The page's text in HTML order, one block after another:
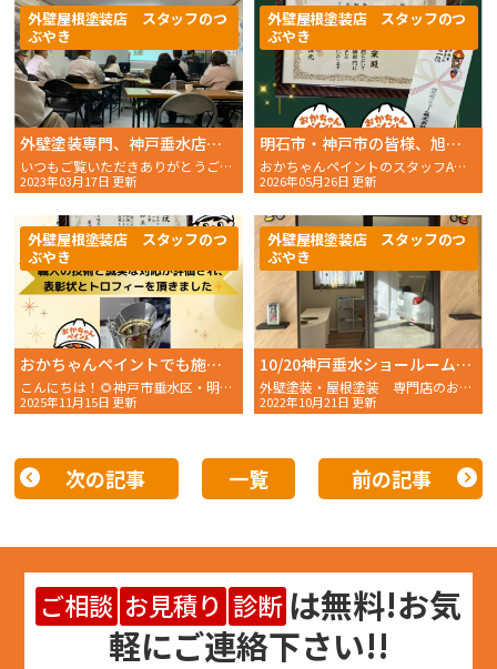
外壁塗装専門、神戸垂水店で社内研修致しました！
いつもご覧いただきありがとうございます。 おかちゃんペイ
2023年03月17日 更新
外壁屋根塗装店 スタッフのつ
ぶやき
明石市・神戸市の皆様、旭化成リフォーム（へーベルハウス）様より総合評価賞第二位を受賞！“見えない部分への丁寧な施工”を評価していただきました】👏
おかちゃんペイントのスタッフAです。いつもおかちゃんペイントのブログをご覧いただきありがとうございま……
2026年05月26日 更新
外壁屋根塗装店 スタッフのつ
ぶやき
おかちゃんペイントでも施工している現場監督が旭化成リフォーム「お客様満足・塗装工事部門」で第1位を受賞｜神戸市垂水区・明石市の外壁塗装・屋根塗装・防水工事
こんにちは！🌻神戸市垂水区・明石市近郊を中心に、外壁塗装、屋根塗装、防水工事の専門家として活動して……
2025年11月15日 更新
外壁屋根塗装店 スタッフのつ
ぶやき
10/20神戸垂水ショールームに初ご来店！
外壁塗装・屋根塗装 専門店のおかちゃんペイントです！
2022年10月21日 更新
外壁屋根塗装店 スタッフのつ
ぶやき
次の記事 一覧 前の記事
ご相談 お見積り 診断 は無料!お気
軽にご連絡下さい!!